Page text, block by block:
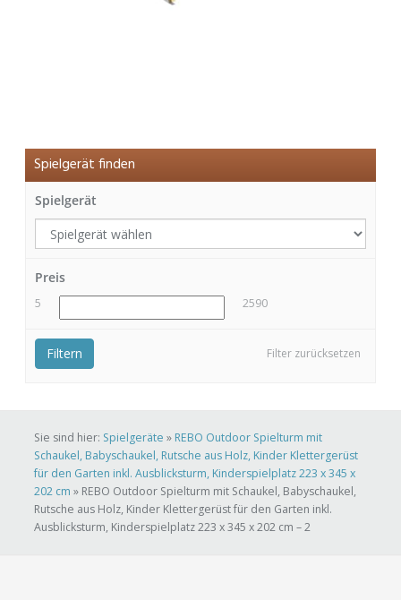
Spielgerät finden
Spielgerät
Preis
5 2590
Filter zurücksetzen
Filtern
Sie sind hier: Spielgeräte » REBO Outdoor Spielturm mit
Schaukel, Babyschaukel, Rutsche aus Holz, Kinder Klettergerüst
für den Garten inkl. Ausblicksturm, Kinderspielplatz 223 x 345 x
202 cm » REBO Outdoor Spielturm mit Schaukel, Babyschaukel,
Rutsche aus Holz, Kinder Klettergerüst für den Garten inkl.
Ausblicksturm, Kinderspielplatz 223 x 345 x 202 cm – 2